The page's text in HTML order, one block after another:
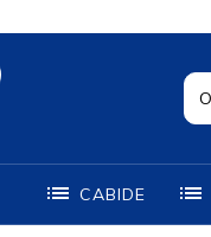
CABIDE